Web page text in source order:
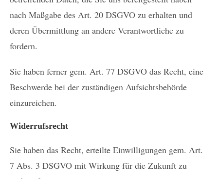
nach Maßgabe des Art. 20 DSGVO zu erhalten und
deren Übermittlung an andere Verantwortliche zu
fordern.
Sie haben ferner gem. Art. 77 DSGVO das Recht, eine
Beschwerde bei der zuständigen Aufsichtsbehörde
einzureichen.
Widerrufsrecht
Sie haben das Recht, erteilte Einwilligungen gem. Art.
7 Abs. 3 DSGVO mit Wirkung für die Zukunft zu